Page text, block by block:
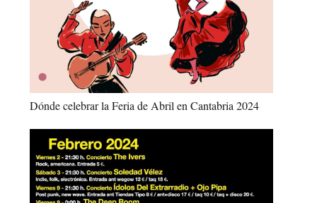
Dónde celebrar la Feria de Abril en Cantabria 2024